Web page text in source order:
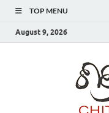
TOP MENU
August 9, 2026